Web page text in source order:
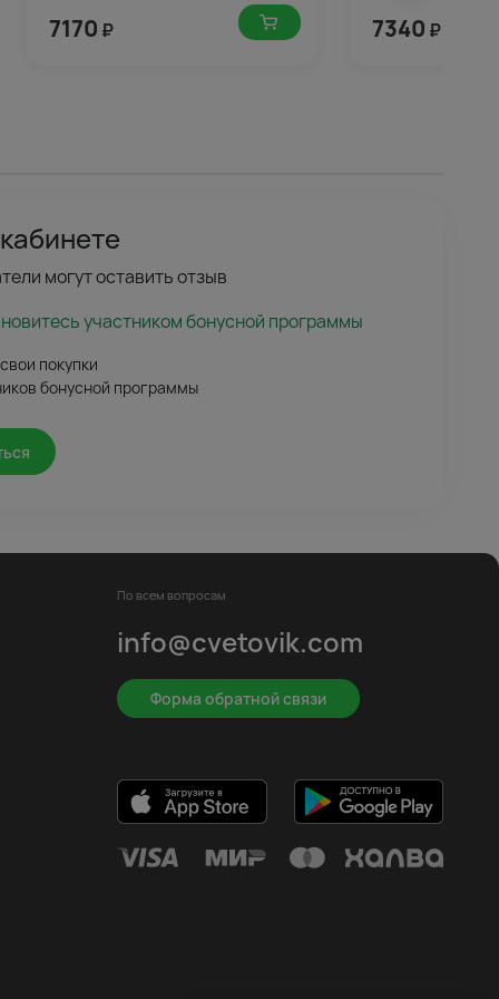
7170 ₽ 7340 ₽
могут оставить отзыв
участником бонусной программы
покупки
бонусной программы
По всем вопросам
info@cvetovik.com
Форма обратной связи